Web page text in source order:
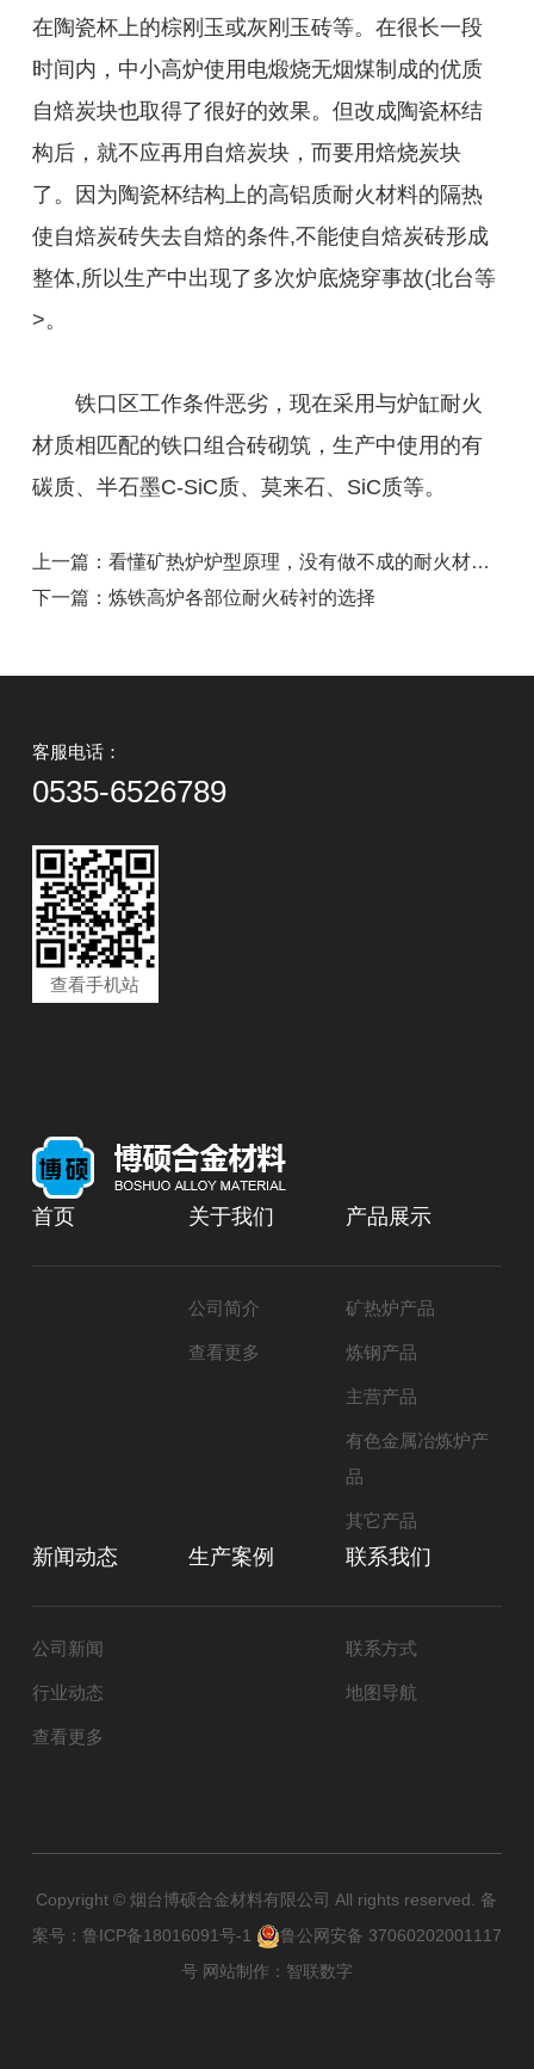
在陶瓷杯上的棕刚玉或灰刚玉砖等。在很长一段
时间内，中小高炉使用电煅烧无烟煤制成的优质
自焙炭块也取得了很好的效果。但改成陶瓷杯结
构后，就不应再用自焙炭块，而要用焙烧炭块
了。因为陶瓷杯结构上的高铝质耐火材料的隔热
使自焙炭砖失去自焙的条件,不能使自焙炭砖形成
整体,所以生产中出现了多次炉底烧穿事故(北台等
>。
铁口区工作条件恶劣，现在采用与炉缸耐火
材质相匹配的铁口组合砖砌筑，生产中使用的有
碳质、半石墨C-SiC质、莫来石、SiC质等。
上一篇：看懂矿热炉炉型原理，没有做不成的耐火材料生意
下一篇：炼铁高炉各部位耐火砖衬的选择
客服电话：
0535-6526789
查看手机站
首页 关于我们
公司简介
查看更多
产品展示
矿热炉产品
炼钢产品
主营产品
有色金属冶炼炉产
品
其它产品
新闻动态
公司新闻
行业动态
查看更多
生产案例 联系我们
联系方式
地图导航
Copyright © 烟台博硕合金材料有限公司 All rights reserved. 备
案号： 鲁ICP备18016091号-1
鲁公网安备 37060202001117
号 网站制作 ： 智联数字